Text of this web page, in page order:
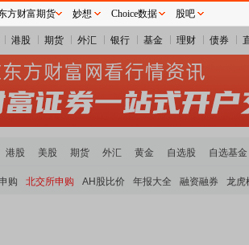
港股 期货 外汇 银行 基金 理财 债券
港股 美股 期货 外汇 黄金 自选股 自选基金
购 北交所申购 AH股比价 年报大全 融资融券 龙虎
方财富期货 妙想 Choice数据 股吧